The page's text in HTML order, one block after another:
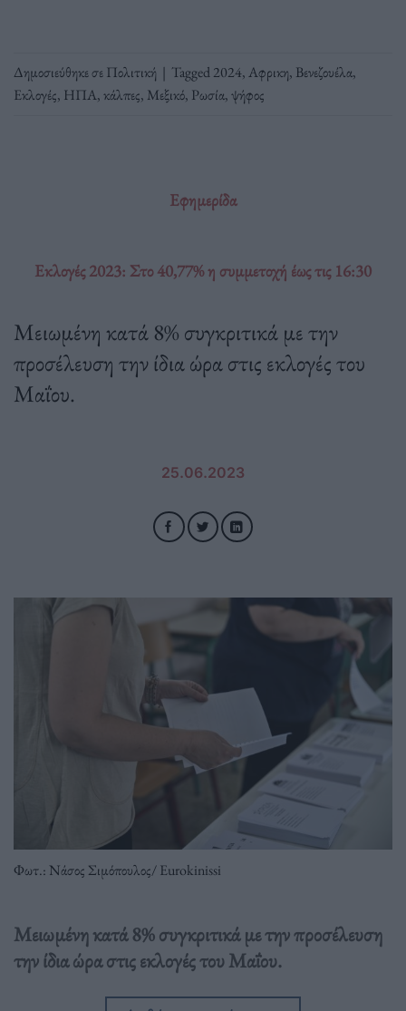
Δημοσιεύθηκε σεΠολιτική | Tagged2024,Αφρικη, Βενεζουέλα,
Εκλογές, ΗΠΑ,κάλπες, Μεξικό, Ρωσία,ψήφος
Εφημερίδα
Εκλογές 2023: Στο 40,77% η συμμετοχή έως τις 16:30
Μειωμένη κατά 8% συγκριτικά με την
προσέλευση την ίδια ώρα στις εκλογές του
Μαΐου.
25.06.2023
Φωτ.: Νάσος Σιμόπουλος/ Eurokinissi
Μειωμένη κατά 8% συγκριτικά με την προσέλευση
την ίδια ώρα στις εκλογές του Μαΐου.